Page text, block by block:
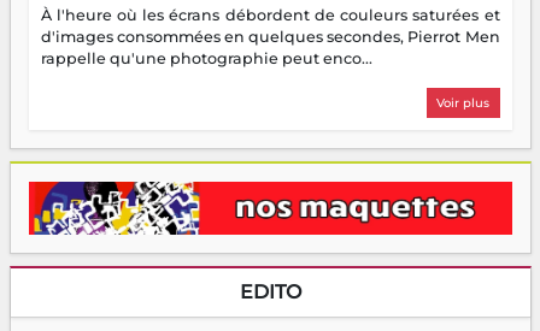
À l'heure où les écrans débordent de couleurs saturées et
d'images consommées en quelques secondes, Pierrot Men
rappelle qu'une photographie peut enco...
Voir plus
EDITO